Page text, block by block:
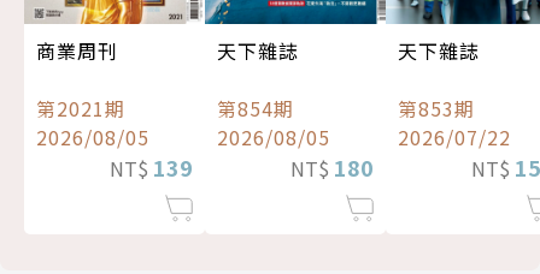
商業周刊
第2021期
2026/08/05
NT$ 139
天下雜誌
第854期
2026/08/05
NT$ 180
天下雜誌
第853期
2026/07/22
NT$